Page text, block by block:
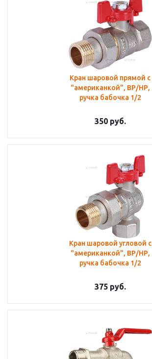
Кран шаровой прямой с
"американкой", ВР/НР,
ручка бабочка 1/2
350руб.
Кран шаровой угловой с
"американкой", ВР/НР,
ручка бабочка 1/2
375руб.